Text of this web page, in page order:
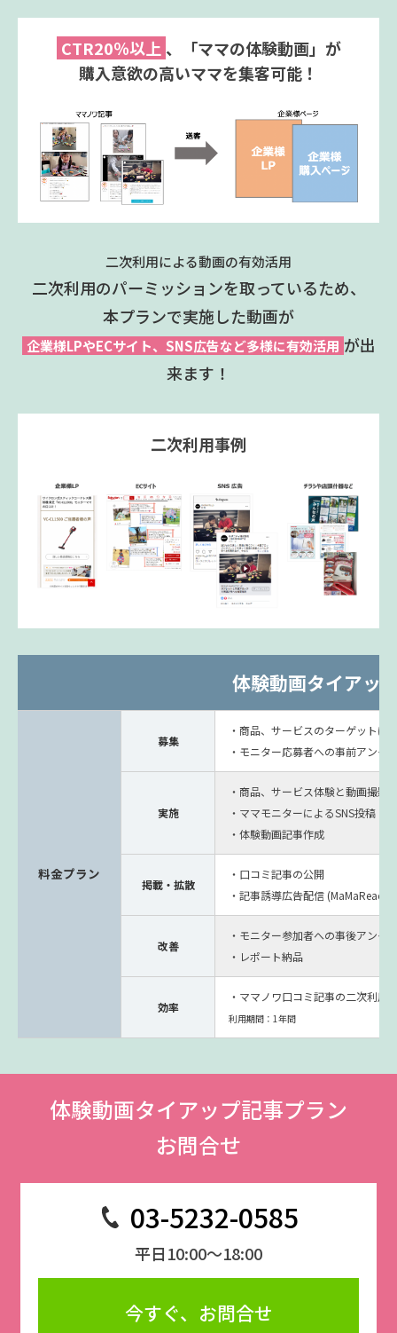
CTR20％以上 、「ママの体験動画」が
購入意欲の高いママを集客可能！
二次利用による動画の有効活用
二次利用のパーミッションを取っているため、
本プランで実施した動画が
企業様LPやECサイト、SNS広告など多様に有効活用 が出
来ます！
二次利用事例
体験動画タイアッ
料金プラン
募集
・商品、サービスのターゲットに
・モニター応募者への事前アンケ
実施
・商品、サービス体験と動画撮影
・ママモニターによるSNS投稿
・体験動画記事作成
掲載・拡散
・口コミ記事の公開
・記事誘導広告配信
改善
・モニター参加者への事後アンケ
・レポート納品
効率
・ママノワ口コミ記事の二次利用
利用期間：1年間
体験動画タイアップ記事プラン
お問合せ
03-5232-0585
平日10:00～18:00
今すぐ、お問合せ